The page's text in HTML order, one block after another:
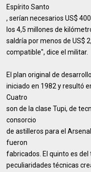
Espírito Santo
, serían necesarios US$
los 4,5 millones de
saldría por menos de US$
compatible", dice el militar.
El plan original de
iniciado en 1982 y resultó
Cuatro
son de la clase Tupi, de
consorcio
de astilleros para el
fueron
fabricados. El quinto es
peculiaridades técnicas